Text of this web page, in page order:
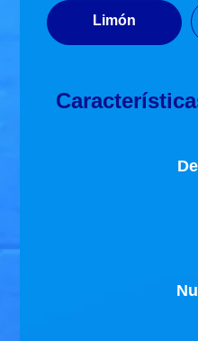
Limón